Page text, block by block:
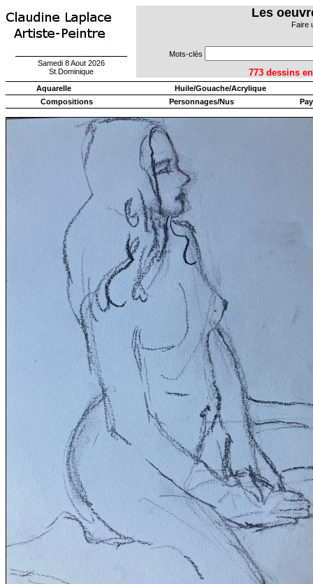
Les
Faire
Mots-clés
773
Samedi 8 Aout 2026
St.Dominique
Aquarelle
Huile/Gouache/Acrylique
Compositions
Personnages/Nus